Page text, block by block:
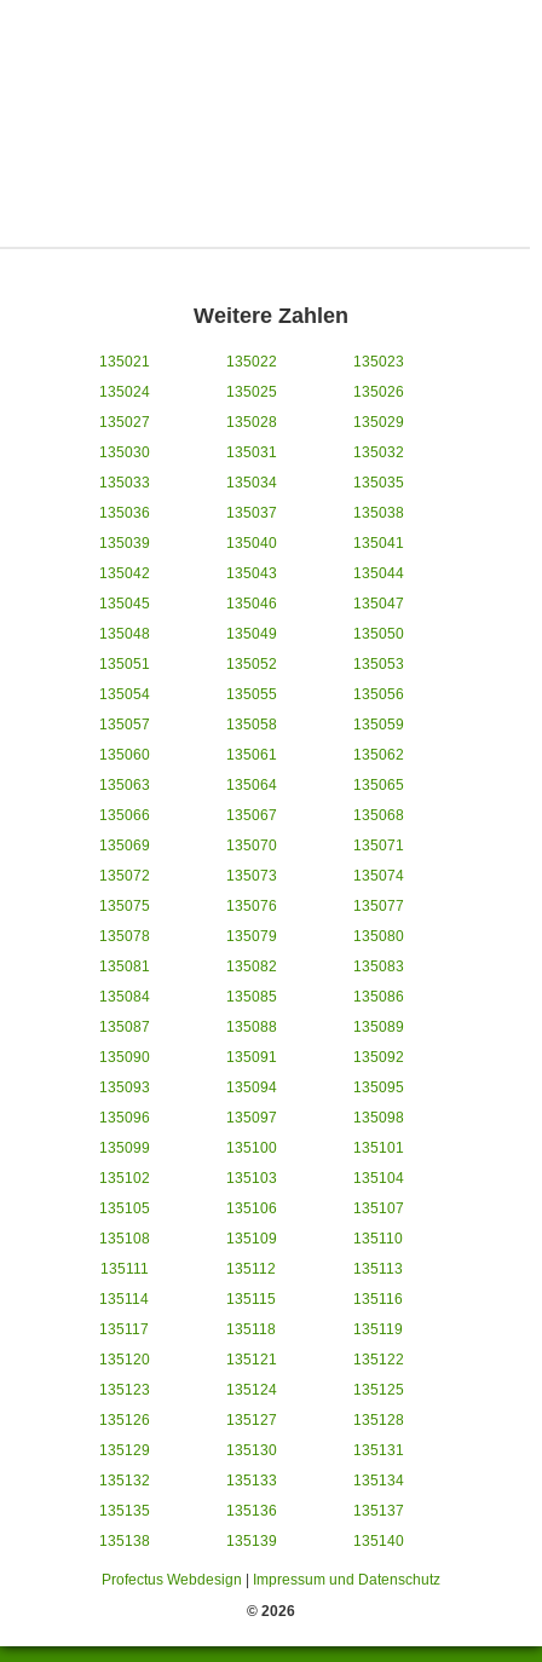
Weitere Zahlen
135021 135022
135023
135024
135025
135026
135027
135028
135029
135030
135031
135032
135033
135034
135035
135036
135037
135038
135039
135040
135041
135042
135043
135044
135045
135046
135047
135048
135049
135050
135051
135052
135053
135054
135055
135056
135057
135058
135059
135060
135061
135062
135063
135064
135065
135066
135067
135068
135069
135070
135071
135072
135073
135074
135075
135076
135077
135078
135079
135080
135081
135082
135083
135084
135085
135086
135087
135088
135089
135090
135091
135092
135093
135094
135095
135096
135097
135098
135099
135100
135101
135102
135103
135104
135105
135106
135107
135108
135109
135110
135111
135112
135113
135114
135115
135116
135117
135118
135119
135120
135121
135122
135123
135124
135125
135126
135127
135128
135129
135130
135131
135132
135133
135134
135135
135136
135137
135138
135139 135140
Profectus Webdesign
Impressum und Datenschutz
© 2026